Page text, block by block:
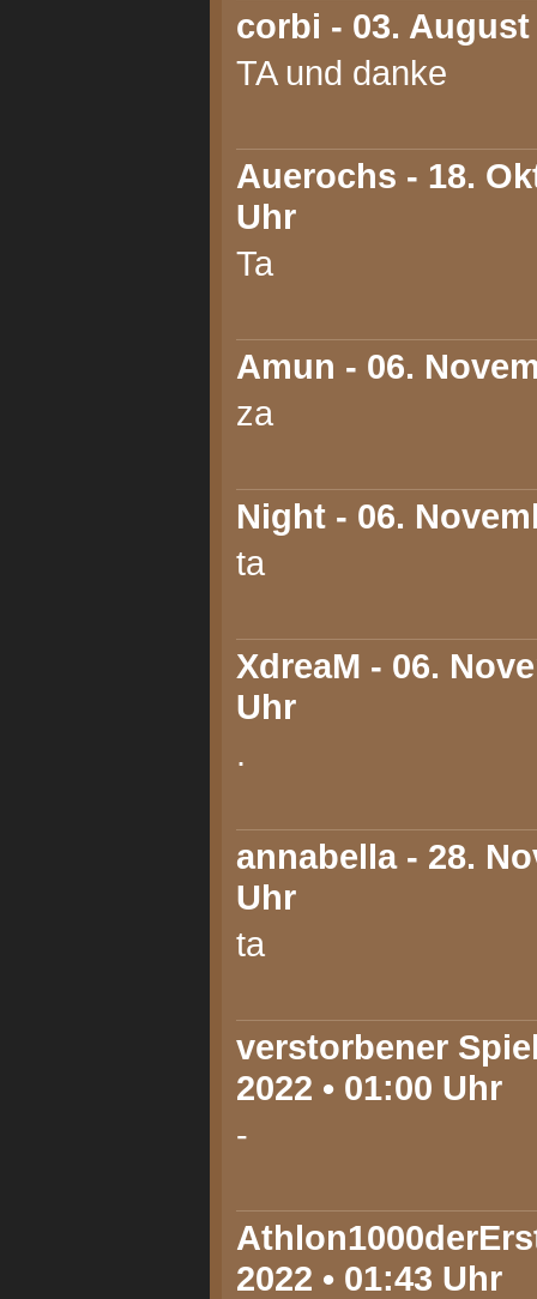
corbi - 03. August
TA und danke
Auerochs - 18.
Uhr
Ta
Amun - 06.
za
Night - 06.
ta
XdreaM - 06.
Uhr
.
annabella- 28.
Uhr
ta
verstorbener
2022 • 01:00 Uhr
-
2022 • 01:43 Uhr